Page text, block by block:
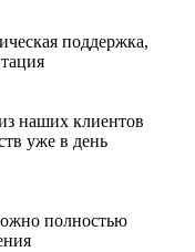
поддержка,
наших клиентов
уже в день
полностью